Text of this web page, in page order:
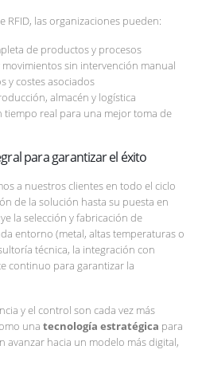
RFID, las organizaciones pueden:
de productos y procesos
sin intervención manual
y costes asociados
almacén y logística
tiempo real para una mejor toma de
para garantizar el éxito
a nuestros clientes en todo el ciclo
de la solución hasta su puesta en
la selección y fabricación de
entorno (metal, altas temperaturas o
técnica, la integración con
continuo para garantizar la
y el control son cada vez más
una tecnología estratégica para
avanzar hacia un modelo más digital,